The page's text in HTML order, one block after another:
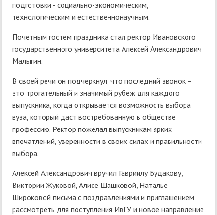
подготовки - социально-экономическим,
технологическим и естественнонаучным.
Почетным гостем праздника стал ректор Ивановского
государственного университета Алексей Александрович
Малыгин.
В своей речи он подчеркнул, что последний звонок –
это трогательный и значимый рубеж для каждого
выпускника, когда открывается возможность выбора
вуза, который даст востребованную в обществе
профессию. Ректор пожелал выпускникам ярких
впечатлений, уверенности в своих силах и правильности
выбора.
Алексей Александрович вручил Гавриилу Будакову,
Виктории Жуковой, Алисе Шашковой, Наталье
Широковой письма с поздравлениями и приглашением
рассмотреть для поступления ИвГУ и новое направление